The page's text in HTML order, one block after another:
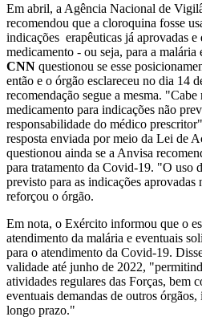
Em abril, a Agência Nacional de
recomendou que a cloroquina fosse
indicações erapêuticas já aprovadas
medicamento - ou seja, para a
CNN questionou se esse
então e o órgão esclareceu no dia 14
recomendação segue a mesma. "Cabe
medicamento para indicações não
responsabilidade do médico
resposta enviada por meio da Lei de
questionou ainda se a Anvisa
para tratamento da Covid-19. "O uso
previsto para as indicações
reforçou o órgão.
Em nota, o Exército informou que o
atendimento da malária e eventuais
para o atendimento da Covid-19.
validade até junho de 2022,
atividades regulares das Forças, bem
eventuais demandas de outros
longo prazo."